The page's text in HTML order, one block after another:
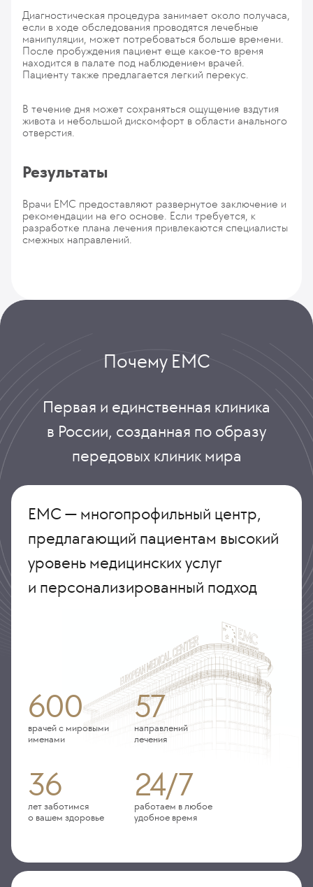
Диагностическая процедура занимает около получаса,
если в ходе обследования проводятся лечебные
манипуляции, может потребоваться больше времени.
После пробуждения пациент еще какое-то время
находится в палате под наблюдением врачей.
Пациенту также предлагается легкий перекус.
В течение дня может сохраняться ощущение вздутия
живота и небольшой дискомфорт в области анального
отверстия.
Результаты
Врачи ЕМС предоставляют развернутое заключение и
рекомендации на его основе. Если требуется, к
разработке плана лечения привлекаются специалисты
смежных направлений.
Почему ЕМС
Первая и единственная клиника
в России, созданная по образу
передовых клиник мира
ЕМС — многопрофильный центр,
предлагающий пациентам высокий
уровень медицинских услуг
и персонализированный подход
600
врачей с мировыми
именами
57
направлений
лечения
36
лет заботимся
о вашем здоровье
24/7
работаем в любое
удобное время